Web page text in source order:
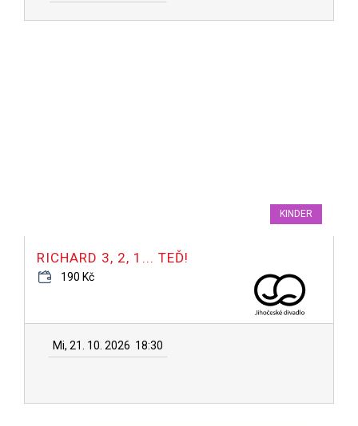
KINDER
RICHARD 3, 2, 1... TEĎ!
190 Kč
Mi, 21. 10. 2026 18:30